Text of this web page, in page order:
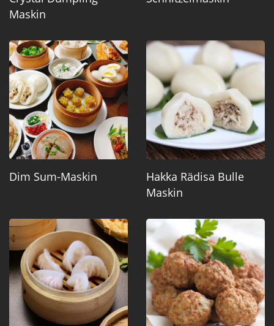
Maskin
Dim Sum-Maskin
Hakka Rädisa Bulle
Maskin